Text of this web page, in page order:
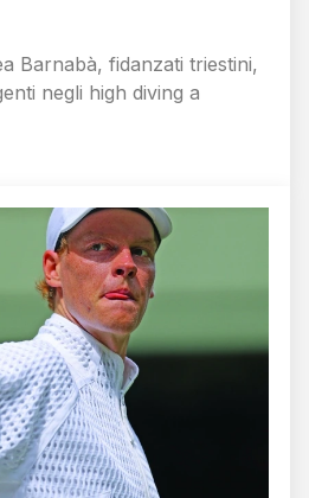
Barnabà, fidanzati triestini,
negli high diving a